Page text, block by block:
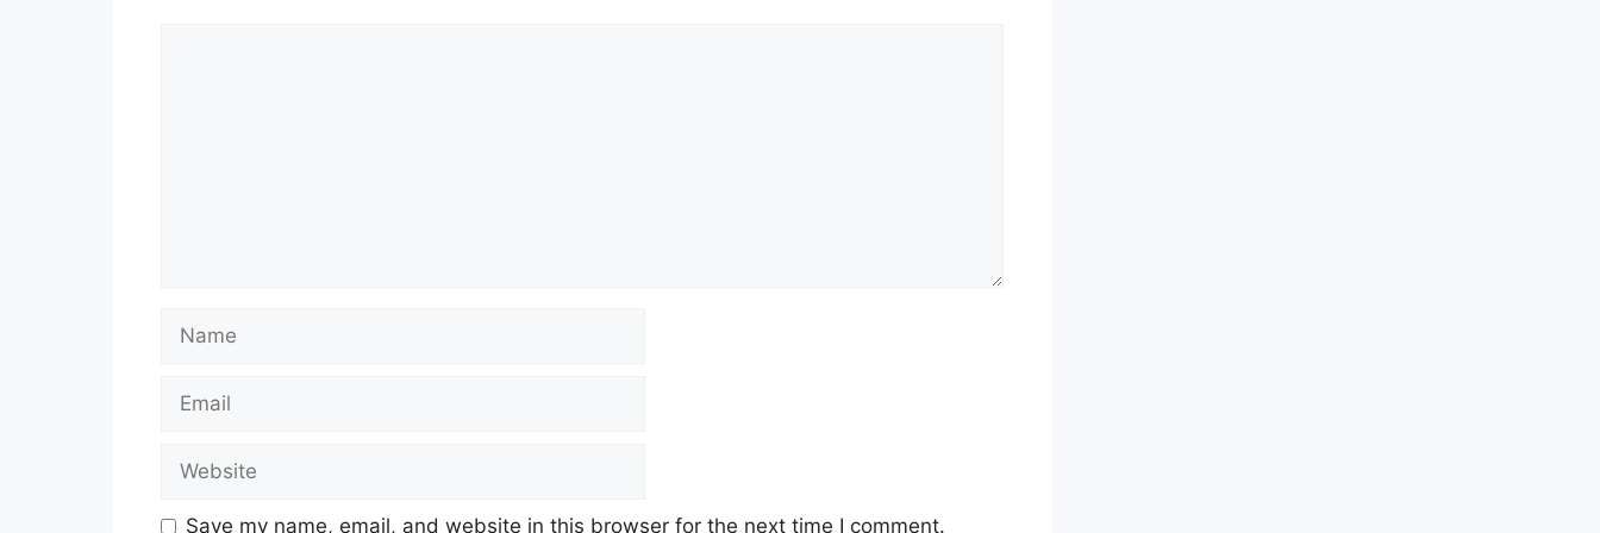
Save my name, email, and website in this browser for the next time I comment.